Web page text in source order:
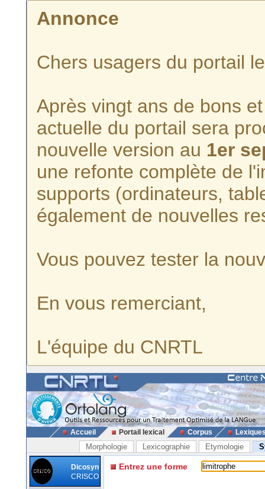
Annonce
Chers usagers du portail
Après vingt ans de bons
actuelle du portail sera
nouvelle version au 1er
une refonte complète de
supports (ordinateurs,
également de nouvelles
Vous pouvez tester la
En vous remerciant,
L'équipe du CNRTL
Accueil Portail lexical Corpus
Morphologie Lexicographie Etymologie
Dicosyn
CRISCO
Entrez une forme